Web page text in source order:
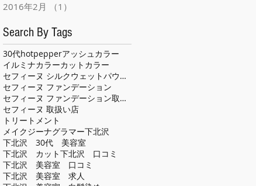
2016年2月
（1）
Search By Tags
30代hotpepperアッシュカラー
イルミナカラーカット カラー
セフィーヌ シルクウェットパウダー
セフィーヌ ファンデーション
セフィーヌ ファンデーション取扱い店
セフィーヌ 取扱い店
トリートメント
メイクジーナグラマー下北沢
下北沢 30代 美容室
下北沢 カット下北沢 口コミ
下北沢 美容室 口コミ
下北沢 美容室 求人